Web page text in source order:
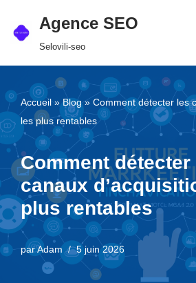
Aller
Agence SEO
Selovili-seo
Accueil »Blog» Comment détecter les
les plus rentables
Comment détecter
canaux
plus rentables
parAdam 5 juin 2026